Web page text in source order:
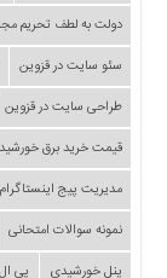
دولت به لطف تحریم
سئو سایت در قزوین
طراحی سایت در قزوین
قیمت خرید برق
مدیریت پیج اینستاگرام
نمونه سوالات امتحانی
پنل خورشیدی
پی